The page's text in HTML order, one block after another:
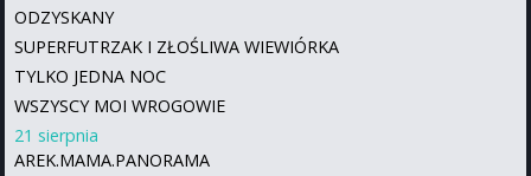
ODZYSKANY
SUPERFUTRZAK I ZŁOŚLIWA WIEWIÓRKA
TYLKO JEDNA NOC
WSZYSCY MOI WROGOWIE
21 sierpnia
AREK.MAMA.PANORAMA